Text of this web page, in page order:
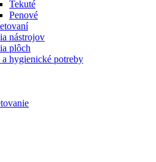
Tekuté
Penové
nástrojov
plôch
a hygienické potreby